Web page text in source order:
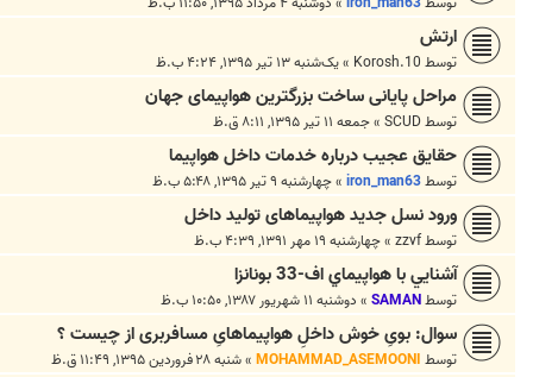
ارتش
توسط 10.Korosh
»یک‌شنبه ۱۳ تیر ۱۳۹۵, ۴:۲۴ ب.ظ
مراحل پایانی ساخت بزرگترین هواپیمای جهان
توسطSCUD
»جمعه ۱۱ تیر ۱۳۹۵, ۸:۱۱ ق.ظ
حقایق عجیب درباره خدمات داخل هواپیما
توسطiron_man63
»چهارشنبه ۹ تیر ۱۳۹۵, ۵:۴۸ ب.ظ
ورود نسل جدید هواپیماهای تولید داخل
توسطzzvf
»چهارشنبه ۱۹ مهر ۱۳۹۱, ۴:۳۹ ب.ظ
آشنايي با هواپيماي اف-33 بونانزا
توسطSAMAN
» دوشنبه ۱۱ شهریور ۱۳۸۷, ۱۰:۵۰ ب.ظ
سوال: بویِ خوش داخلِ هواپیماهایِ مسافربری از چیست ؟
توسط MOHAMMAD_ASEMOONI
»شنبه ۲۸ فروردین ۱۳۹۵, ۱۱:۴۹ ق.ظ